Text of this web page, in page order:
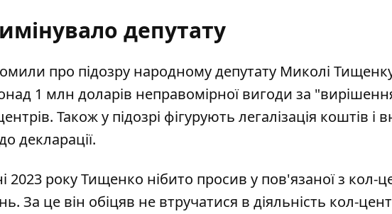
депутату
про підозру народному депутату Миколі
1 млн доларів неправомірної вигоди за
Також у підозрі фігурують легалізація коштів і
декларації.
2023 року Тищенко нібито просив у пов'язаної з кол-
це він обіцяв не втручатися в діяльність кол-